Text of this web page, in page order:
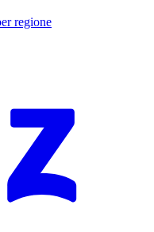
regione